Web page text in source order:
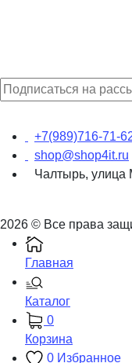
+7(989)716-71-
shop@shop4it.ru
Чалтырь, улица
2026 © Все права
Главная
Каталог
0
Корзина
0 Избранное